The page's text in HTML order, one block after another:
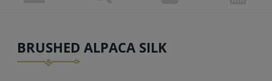
BRUSHED ALPACA SILK